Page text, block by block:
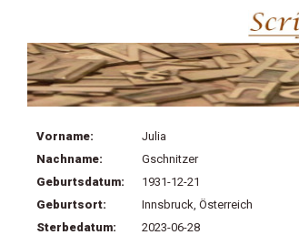
Vorname:
Julia
Nachname:
Gschnitzer
Geburtsdatum:
1931-12-21
Geburtsort:
Innsbruck, Österreich
Sterbedatum:
2023-06-28